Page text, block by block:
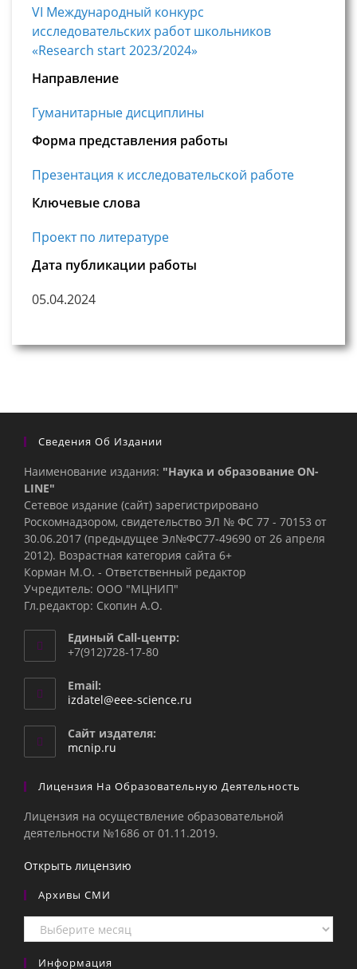
VI Международный конкурс
исследовательских работ школьников
«Research start 2023/2024»
Направление
Гуманитарные дисциплины
Форма представления работы
Презентация к исследовательской работе
Ключевые слова
Проект по литературе
Дата публикации работы
05.04.2024
Сведения Об Издании
Наименование издания: "Наука и образование ON-
LINE"
Сетевое издание (сайт) зарегистрировано
Роскомнадзором, свидетельство ЭЛ № ФС 77 - 70153 от
30.06.2017 (предыдущее Эл№ФC77-49690 от 26 апреля
2012). Возрастная категория сайта 6+
Корман М.О. - Ответственный редактор
Учредитель: ООО "МЦНИП"
Гл.редактор: Скопин А.О.
Единый Call-центр:
+7(912)728-17-80
Email:
izdatel@eee-science.ru
Сайт издателя:
mcnip.ru
Лицензия На Образовательную Деятельность
Лицензия на осуществление образовательной
деятельности №1686 от 01.11.2019.
Открыть лицензию
Архивы СМИ
Архивы
СМИ
Информация